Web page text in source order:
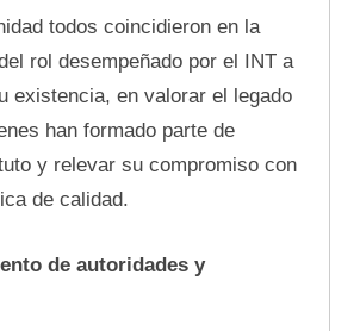
todos coincidieron en la
rol desempeñado por el INT a
existencia, en valorar el legado
han formado parte de
y relevar su compromiso con
de calidad.
de autoridades y